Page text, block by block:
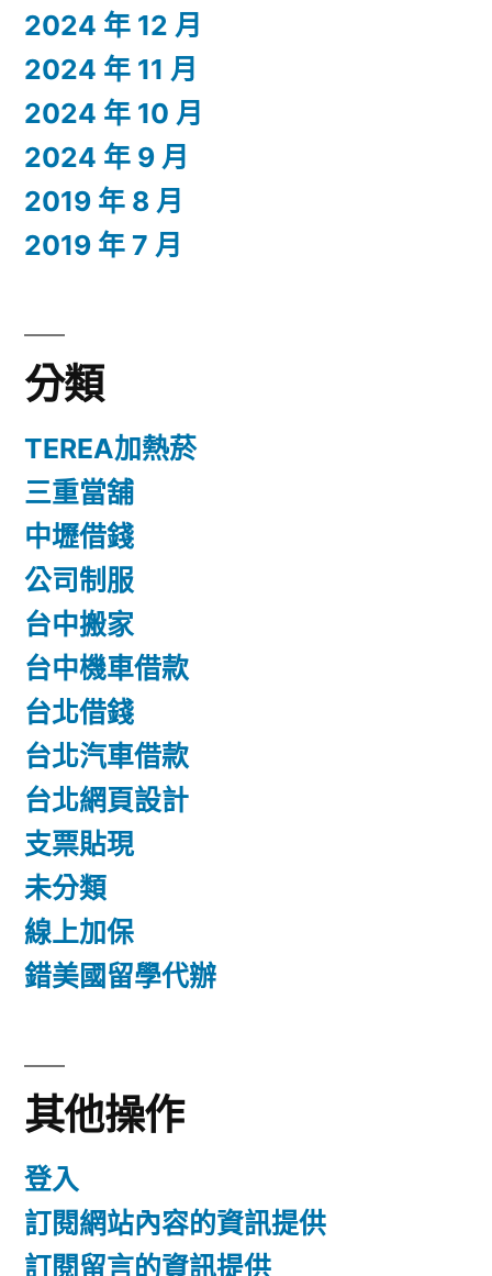
2024 年 12 月
2024 年 11 月
2024 年 10 月
2024 年 9 月
2019 年 8 月
2019 年 7 月
分類
TEREA加熱菸
三重當舖
中壢借錢
公司制服
台中搬家
台中機車借款
台北借錢
台北汽車借款
台北網頁設計
支票貼現
未分類
線上加保
錯美國留學代辦
其他操作
登入
訂閱網站內容的資訊提供
訂閱留言的資訊提供